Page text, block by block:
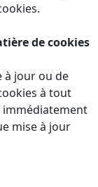
de cookies
à jour ou de
à tout
immédiatement
mise à jour